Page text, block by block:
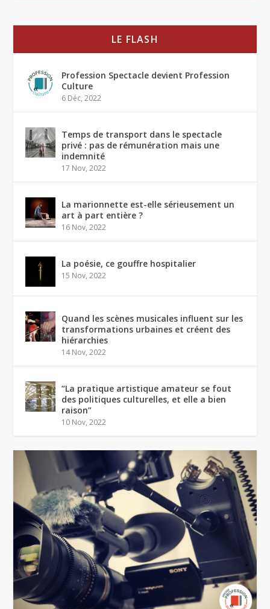
LE FLASH
Profession Spectacle devient Profession
Culture
6 Déc, 2022
Temps de transport dans le spectacle
privé : pas de rémunération mais une
indemnité
17 Nov, 2022
La marionnette est-elle sérieusement un
art à part entière ?
16 Nov, 2022
La poésie, ce gouffre hospitalier
15 Nov, 2022
Quand les scènes musicales influent sur les
transformations urbaines et créent des
hiérarchies
14 Nov, 2022
“La pratique artistique amateur se fout
des politiques culturelles, et elle a bien
raison”
10 Nov, 2022